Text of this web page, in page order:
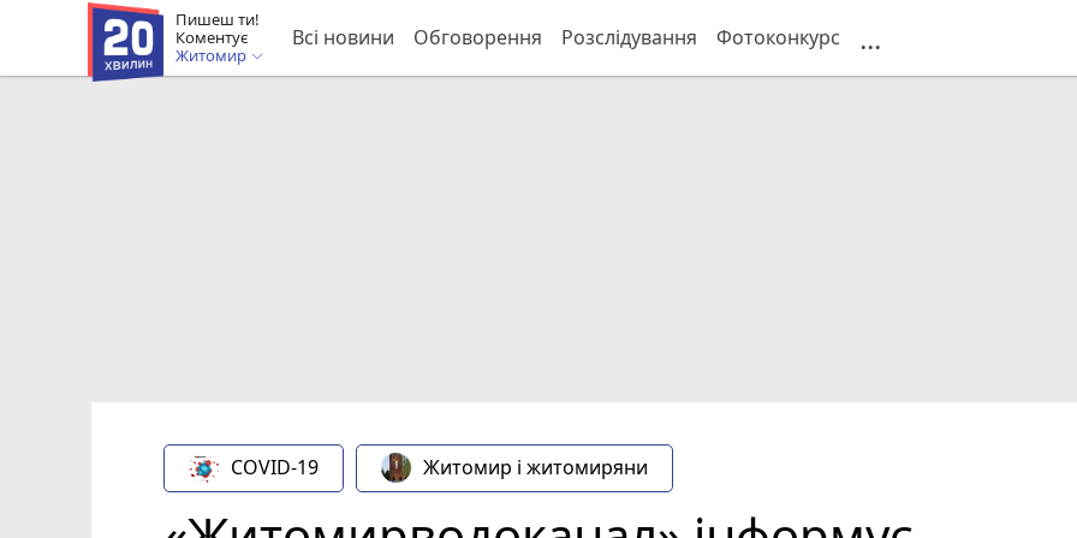
Пишеш ти!
Коментує
Житомир
Всі новини Обговорення Розслідування Фотоконкурс ...
COVID-19 Житомир і житомиряни